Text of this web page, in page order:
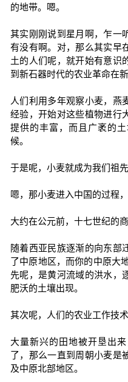
的地带。嗯。
其实刚刚说到星月啊，乍一
有没有啊。对，那么其实早
土的人们呢，就开始有意识
到新石器时代的农业革命在
人们利用多年观察小麦，燕
经验，开始对这些植物进行
提供的丰富，而且广袤的
候。
于是呢，小麦就成为我们祖
嗯，那小麦进入中国的过程
大约在公元前，十七世纪的
随着西亚民族逐渐的向东部
了中原地区，而你的中原大
先呢，是黄河流域的洪水，
肥沃的土壤出现。
其次呢，人们的农业工作技术
大量新兴的田地被开垦出
了，那么一直到周朝小麦是
及中原北部地区。